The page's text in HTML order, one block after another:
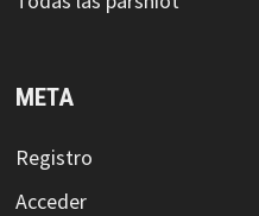
META
Registro
Acceder